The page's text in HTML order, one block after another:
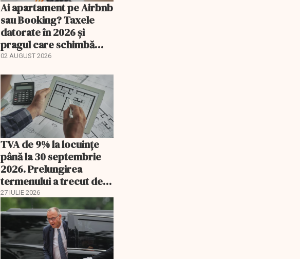
Ai apartament pe Airbnb
sau Booking? Taxele
datorate în 2026 și
pragul care schimbă
regimul fiscal
02 AUGUST 2026
TVA de 9% la locuințe
până la 30 septembrie
2026. Prelungirea
termenului a trecut de
comisia din Parlament
27 IULIE 2026